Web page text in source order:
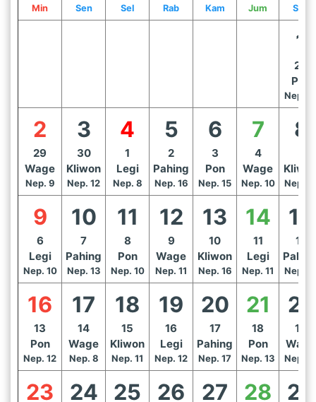
Min Sen Sel Rab Kam Jum Sab
1
28
Pon
Nep.
2
29
Wage
Nep. 9
3
30
Kliwon
Nep. 12
4
1
Legi
Nep. 8
5
2
Pahing
Nep. 16
6
3
Pon
Nep. 15
7
4
Wage
Nep. 10
8
Nep.
9
6
Legi
Nep. 10
10
7
Pahing
Nep. 13
11
8
Pon
Nep. 10
12
9
Wage
Nep. 11
13
10
Kliwon
Nep. 16
14
11
Legi
Nep. 11
15
12
Nep.
16
13
Pon
Nep. 12
17
14
Wage
Nep. 8
18
15
Kliwon
Nep. 11
19
16
Legi
Nep. 12
20
17
Pahing
Nep. 17
21
18
Pon
Nep. 13
22
19
Wage
Nep.
23 24 25 26 27 28 29